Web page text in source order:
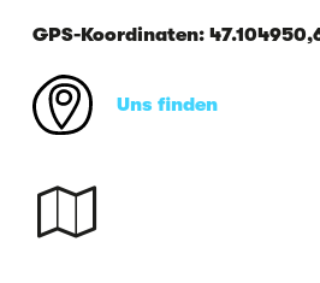
GPS-Koordinaten:
Uns finden